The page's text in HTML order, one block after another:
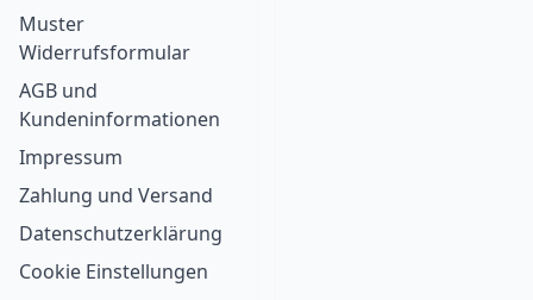
Muster
Widerrufsformular
AGB und
Kundeninformationen
Impressum
Zahlung und Versand
Datenschutzerklärung
Cookie Einstellungen